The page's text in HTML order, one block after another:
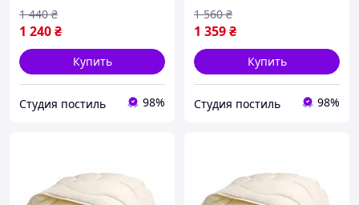
1 240₴
1 440 ₴
Купить
Студия постиль 98%
1 359₴
1 560 ₴
Купить
Студия постиль 98%